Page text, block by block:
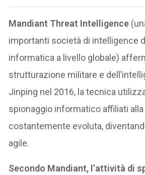
Mandiant Threat Intelligence
importanti società di intelligence
informatica a livello globale)
strutturazione militare e
Jinping nel 2016, la tecnica
spionaggio informatico affiliati alla
costantemente evoluta,
agile.
Secondo Mandiant, l’attività di